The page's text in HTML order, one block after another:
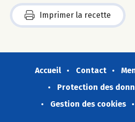
Imprimer la recette
Accueil Contact
Protection des
Gestion des cookies